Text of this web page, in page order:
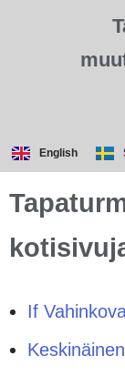
English
If